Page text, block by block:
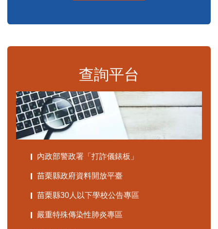
查詢平台
內政部警政署「打詐儀錶板」
苗栗縣政府資料開放平臺
苗栗縣30人以下學校公告專區
嚴重特殊傳染性肺炎專區